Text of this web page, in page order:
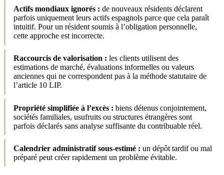
Actifs mondiaux ignorés : de nouveaux résidents déclarent
parfois uniquement leurs actifs espagnols parce que cela paraît
intuitif. Pour un résident soumis à l’obligation personnelle,
cette approche est incorrecte.
Raccourcis de valorisation : les clients utilisent des
estimations de marché, évaluations informelles ou valeurs
anciennes qui ne correspondent pas à la méthode statutaire de
l’article 10 LIP.
Propriété simplifiée à l’excès : biens détenus conjointement,
sociétés familiales, usufruits ou structures étrangères sont
parfois déclarés sans analyse suffisante du contribuable réel.
Calendrier administratif sous-estimé : un dépôt tardif ou mal
préparé peut créer rapidement un problème évitable.